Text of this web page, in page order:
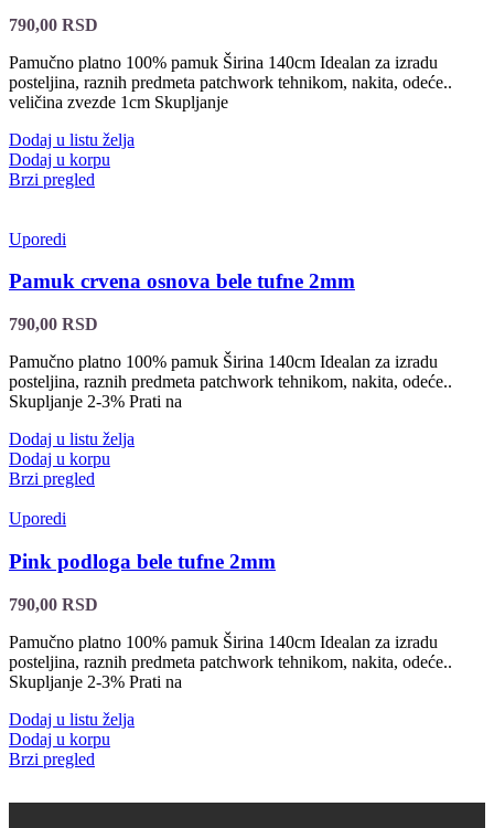
790,00 RSD
Pamučno platno 100% pamuk Širina 140cm Idealan za izradu
posteljina, raznih predmeta patchwork tehnikom, nakita, odeće..
veličina zvezde 1cm Skupljanje
Dodaj u listu želja
Dodaj u korpu
Brzi pregled
Uporedi
Pamuk crvena osnova bele tufne 2mm
790,00 RSD
Pamučno platno 100% pamuk Širina 140cm Idealan za izradu
posteljina, raznih predmeta patchwork tehnikom, nakita, odeće..
Skupljanje 2-3% Prati na
Dodaj u listu želja
Dodaj u korpu
Brzi pregled
Uporedi
Pink podloga bele tufne 2mm
790,00 RSD
Pamučno platno 100% pamuk Širina 140cm Idealan za izradu
posteljina, raznih predmeta patchwork tehnikom, nakita, odeće..
Skupljanje 2-3% Prati na
Dodaj u listu želja
Dodaj u korpu
Brzi pregled